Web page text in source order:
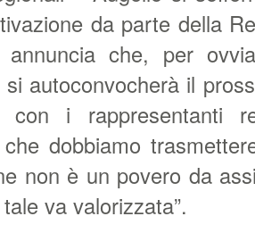
da parte della
che, per
si autoconvocherà il
con i rappresentanti
che dobbiamo
non è un povero da
va valorizzata”.